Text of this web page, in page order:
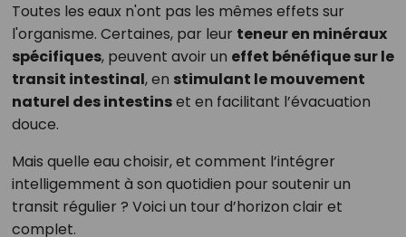
Toutes les eaux n'ont pas les mêmes effets sur
l'organisme. Certaines, par leur teneur en minéraux
spécifiques, peuvent avoir un effet bénéfique sur le
transit intestinal, en stimulant le mouvement
naturel des intestinset en facilitant l’évacuation
douce.
Mais quelle eau choisir, et comment l’intégrer
intelligemment à son quotidien pour soutenir un
transit régulier ? Voici un tour d’horizon clair et
complet.